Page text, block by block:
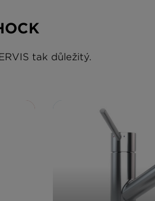
tak důležitý.